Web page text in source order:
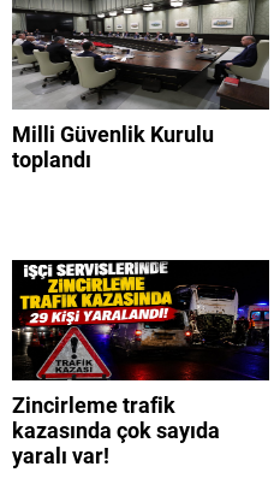
Milli Güvenlik Kurulu
toplandı
Zincirleme trafik
kazasında çok sayıda
yaralı var!